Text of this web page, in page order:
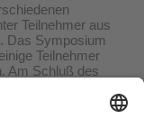
Teilnehmer aus
Das Symposium
Teilnehmer
Am Schluß des